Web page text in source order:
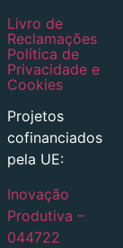
Livro de
Reclamações
Política de
Privacidade e
Cookies
Projetos
cofinanciados
pela UE:
Inovação
Produtiva –
044722